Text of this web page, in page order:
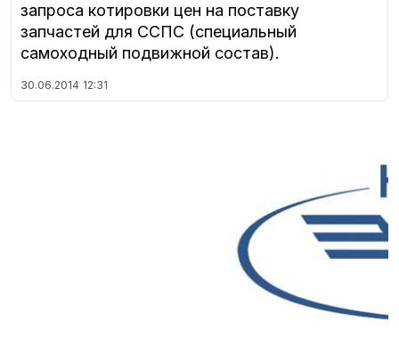
запроса котировки цен на поставку
запчастей для ССПС (специальный
самоходный подвижной состав).
30.06.2014 12:31